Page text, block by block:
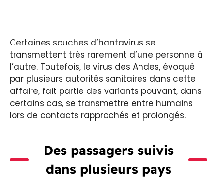
Certaines souches d’hantavirus se
transmettent très rarement d’une personne à
l’autre. Toutefois, le virus des Andes, évoqué
par plusieurs autorités sanitaires dans cette
affaire, fait partie des variants pouvant, dans
certains cas, se transmettre entre humains
lors de contacts rapprochés et prolongés.
Des passagers suivis
dans plusieurs pays